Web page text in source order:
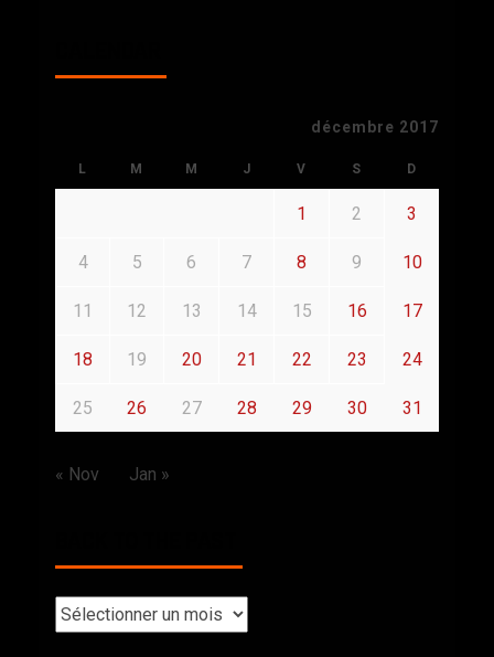
décembre 2017
L M M J V S D
1 2 3
4 5 6 7 8 9 10
11 12 13 14 15 16 17
18 19 20 21 22 23 24
25 26 27 28 29 30 31
« Nov Jan »